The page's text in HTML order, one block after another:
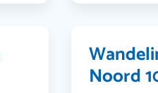
Noord